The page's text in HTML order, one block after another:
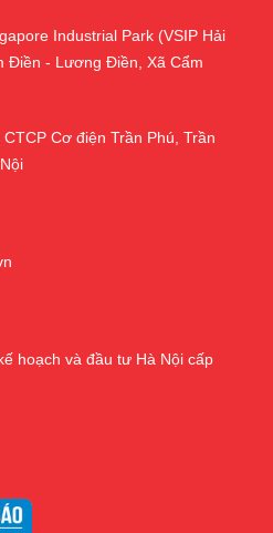
Industrial Park (VSIP Hải
Điền - Lương Điền, Xã Cẩm
Cơ điện Trần Phú, Trần
hoạch và đầu tư Hà Nội cấp